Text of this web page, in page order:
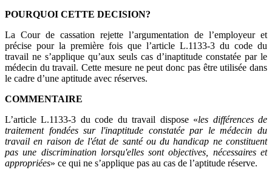
POURQUOI CETTE DECISION?
La Cour de cassation rejette l’argumentation de l’employeur et
précise pour la première fois que l’article L.1133-3 du code du
travail ne s’applique qu’aux seuls cas d’inaptitude constatée par le
médecin du travail. Cette mesure ne peut donc pas être utilisée dans
le cadre d’une aptitude avec réserves.
COMMENTAIRE
L’article L.1133-3 du code du travail dispose «les différences de
traitement fondées sur l'inaptitude constatée par le médecin du
travail en raison de l'état de santé ou du handicap ne constituent
pas une discrimination lorsqu'elles sont objectives, nécessaires et
appropriées» ce qui ne s’applique pas au cas de l’aptitude réserve.